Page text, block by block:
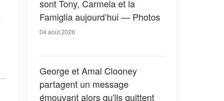
sont Tony, Carmela et la
Famiglia aujourd’hui — Photos
04 août 2026
George et Amal Clooney
partagent un message
émouvant alors qu'ils quittent